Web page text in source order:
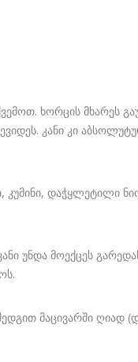
ხორცის მხარეს
კანი კი
კუმინი, დაჭყლეტილი
უნდა მოექცეს
მაცივარში ღიად